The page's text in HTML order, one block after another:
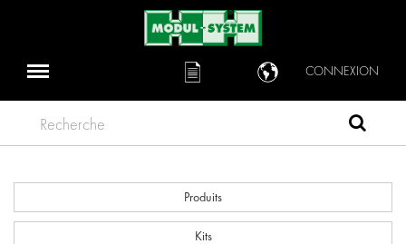
CONNEXION
Recherche
Produits
Kits